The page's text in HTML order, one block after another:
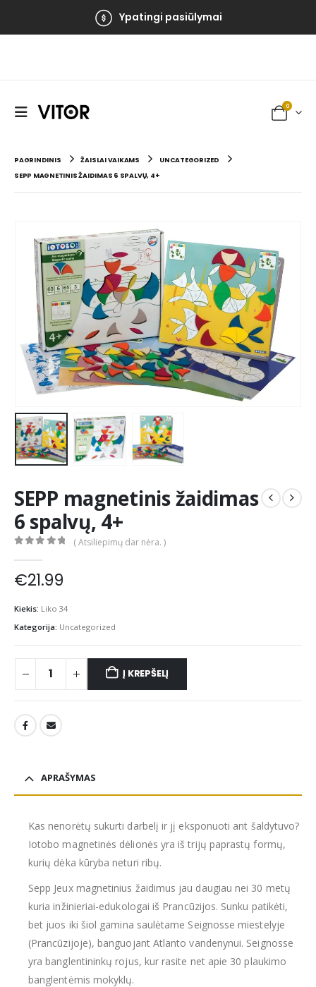
Ypatingi pasiūlymai
0
PAGRINDINIS ŽAISLAI VAIKAMS
UNCATEGORIZED
SEPP MAGNETINIS ŽAIDIMAS 6 SPALVŲ, 4+
SEPP magnetinis žaidimas
6 spalvų, 4+
( Atsiliepimų dar nėra. )
€21.99
Kiekis: Liko 34
Kategorija: Uncategorized
Į KREPŠELĮ
APRAŠYMAS
Kas nenorėtų sukurti darbelį ir jį eksponuoti ant šaldytuvo?
Iotobo magnetinės dėlionės yra iš trijų paprastų formų,
kurių dėka kūryba neturi ribų.
Sepp Jeux magnetinius žaidimus jau daugiau nei 30 metų
kuria inžinieriai-edukologai iš Prancūzijos. Sunku patikėti,
bet juos iki šiol gamina saulėtame Seignosse miestelyje
(Prancūzijoje), banguojant Atlanto vandenynui. Seignosse
yra banglentininkų rojus, kur rasite net apie 30 plaukimo
banglentėmis mokyklų.